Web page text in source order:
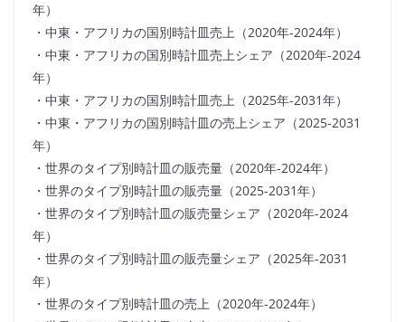
年）
・中東・アフリカの国別時計皿売上（2020年-2024年）
・中東・アフリカの国別時計皿売上シェア（2020年-2024
年）
・中東・アフリカの国別時計皿売上（2025年-2031年）
・中東・アフリカの国別時計皿の売上シェア（2025-2031
年）
・世界のタイプ別時計皿の販売量（2020年-2024年）
・世界のタイプ別時計皿の販売量（2025-2031年）
・世界のタイプ別時計皿の販売量シェア（2020年-2024
年）
・世界のタイプ別時計皿の販売量シェア（2025年-2031
年）
・世界のタイプ別時計皿の売上（2020年-2024年）